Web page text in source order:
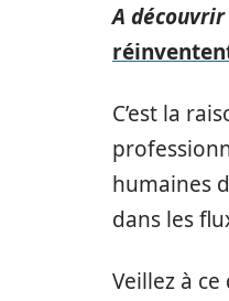
A
C’est la
humaines
dans les
Veillez à